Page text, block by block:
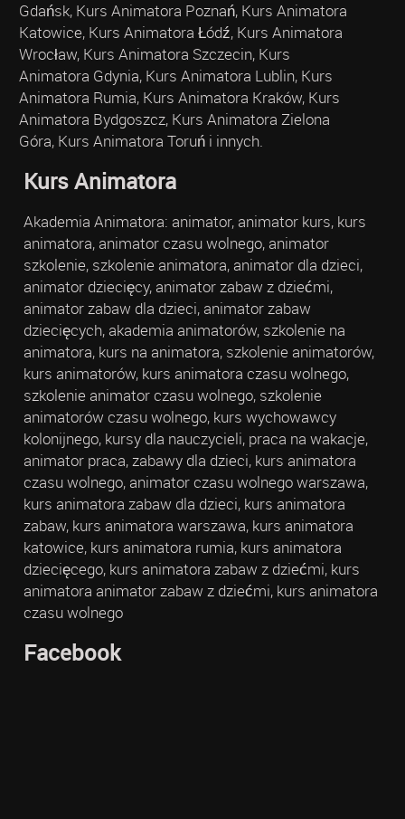
Gdańsk, Kurs Animatora Poznań, Kurs Animatora
Katowice, Kurs Animatora Łódź, Kurs Animatora
Wrocław, Kurs Animatora Szczecin, Kurs
Animatora Gdynia, Kurs Animatora Lublin, Kurs
Animatora Rumia, Kurs Animatora Kraków, Kurs
Animatora Bydgoszcz, Kurs Animatora Zielona
Góra, Kurs Animatora Toruń i innych.
Kurs Animatora
Akademia Animatora: animator, animator kurs, kurs
animatora, animator czasu wolnego, animator
szkolenie, szkolenie animatora, animator dla dzieci,
animator dziecięcy, animator zabaw z dziećmi,
animator zabaw dla dzieci, animator zabaw
dziecięcych, akademia animatorów, szkolenie na
animatora, kurs na animatora, szkolenie animatorów,
kurs animatorów, kurs animatora czasu wolnego,
szkolenie animator czasu wolnego, szkolenie
animatorów czasu wolnego, kurs wychowawcy
kolonijnego, kursy dla nauczycieli, praca na wakacje,
animator praca, zabawy dla dzieci, kurs animatora
czasu wolnego, animator czasu wolnego warszawa,
kurs animatora zabaw dla dzieci, kurs animatora
zabaw, kurs animatora warszawa, kurs animatora
katowice, kurs animatora rumia, kurs animatora
dziecięcego, kurs animatora zabaw z dziećmi, kurs
animatora animator zabaw z dziećmi, kurs animatora
czasu wolnego
Facebook